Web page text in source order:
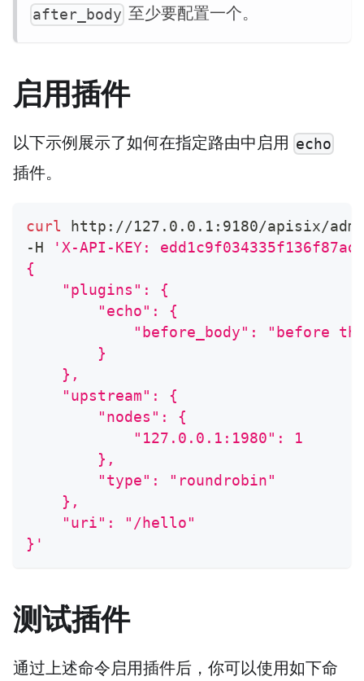
after_body 至少要配置一个。
启用插件
以下示例展示了如何在指定路由中启用 echo
插件。
curl http://127.0.0.1:9180/apisix/
-H
'X-API-KEY:
{
    "plugins": {
        "echo": {
"before_body": "before
        }
    },
    "upstream": {
        "nodes": {
            "127.0.0.1:1980": 1
        },
        "type": "roundrobin"
    },
    "uri": "/hello"
}'
测试插件
通过上述命令启用插件后，你可以使用如下命